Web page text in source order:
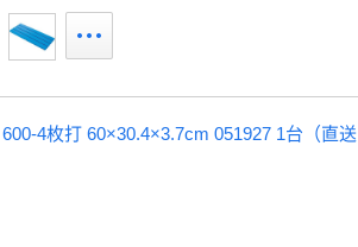
4枚打 60×30.4×3.7cm 051927 1台（直送